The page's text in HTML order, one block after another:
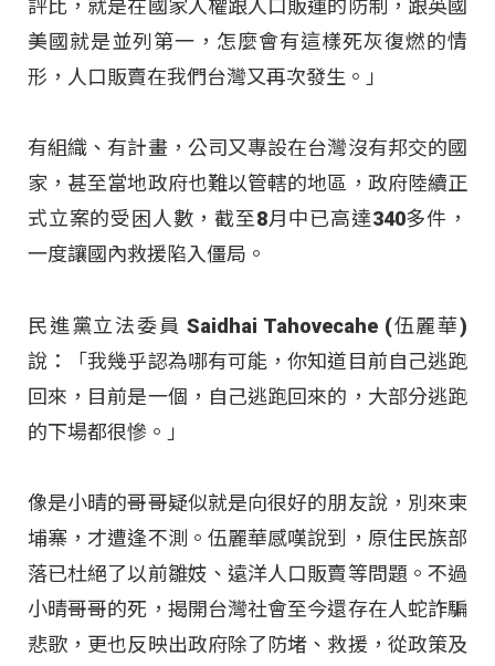
評比，就是在國家人權跟人口販運的防制，跟英國
美國就是並列第一，怎麼會有這樣死灰復燃的情
形，人口販賣在我們台灣又再次發生。」
有組織、有計畫，公司又專設在台灣沒有邦交的國
家，甚至當地政府也難以管轄的地區，政府陸續正
式立案的受困人數，截至8月中已高達340多件，
一度讓國內救援陷入僵局。
民進黨立法委員 Saidhai Tahovecahe (伍麗華)
說：「我幾乎認為哪有可能，你知道目前自己逃跑
回來，目前是一個，自己逃跑回來的，大部分逃跑
的下場都很慘。」
像是小晴的哥哥疑似就是向很好的朋友說，別來柬
埔寨，才遭逢不測。伍麗華感嘆說到，原住民族部
落已杜絕了以前雛妓、遠洋人口販賣等問題。不過
小晴哥哥的死，揭開台灣社會至今還存在人蛇詐騙
悲歌，更也反映出政府除了防堵、救援，從政策及